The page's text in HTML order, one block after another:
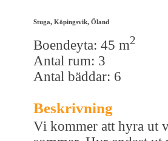
Stuga, Köpingsvik, Öland
Boendeyta: 45 m2
Antal rum: 3
Antal bäddar: 6
Beskrivning
Vi kommer att hyra ut